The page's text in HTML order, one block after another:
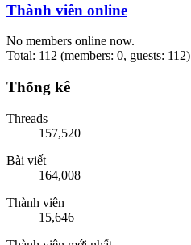
Thành viên online
No members online now.
Total: 112 (members: 0, guests: 112)
Thống kê
Threads
157,520
Bài viết
164,008
Thành viên
15,646